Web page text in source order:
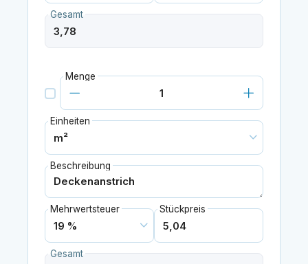
Gesamt
Menge
Einheiten
Beschreibung
Mehrwertsteuer Stückpreis
Gesamt